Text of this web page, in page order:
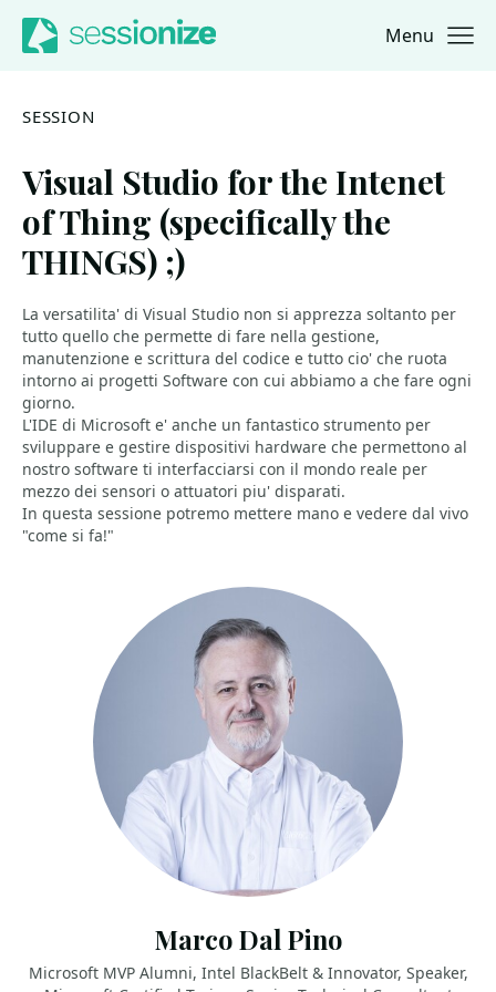
Jump to navigation
Jump to content Menu
SESSION
Visual Studio for the Intenet
of Thing (specifically the
THINGS) ;)
La versatilita' di Visual Studio non si apprezza soltanto per
tutto quello che permette di fare nella gestione,
manutenzione e scrittura del codice e tutto cio' che ruota
intorno ai progetti Software con cui abbiamo a che fare ogni
giorno.
L'IDE di Microsoft e' anche un fantastico strumento per
sviluppare e gestire dispositivi hardware che permettono al
nostro software ti interfacciarsi con il mondo reale per
mezzo dei sensori o attuatori piu' disparati.
In questa sessione potremo mettere mano e vedere dal vivo
"come si fa!"
Marco Dal Pino
Microsoft MVP Alumni, Intel BlackBelt & Innovator, Speaker,